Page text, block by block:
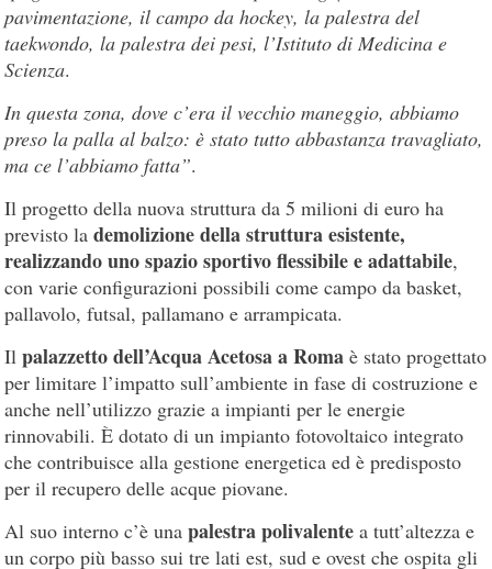
pavimentazione, il campo da hockey, la palestra del
taekwondo, la palestra dei pesi, l’Istituto di Medicina e
Scienza.
In questa zona, dove c’era il vecchio maneggio, abbiamo
preso la palla al balzo: è stato tutto abbastanza travagliato,
ma ce l’abbiamo fatta”.
Il progetto della nuova struttura da 5 milioni di euro ha
previsto lademolizione della struttura esistente,
realizzando uno spazio sportivo flessibile e adattabile,
con varie configurazioni possibili come campo da basket,
pallavolo, futsal, pallamano e arrampicata.
Ilpalazzetto dell’Acqua Acetosa a Roma è stato progettato
per limitare l’impatto sull’ambiente in fase di costruzione e
anche nell’utilizzo grazie a impianti per le energie
rinnovabili. È dotato di un impianto fotovoltaico integrato
che contribuisce alla gestione energetica ed è predisposto
per il recupero delle acque piovane.
Al suo interno c’è unapalestra polivalente a tutt’altezza e
un corpo più basso sui tre lati est, sud e ovest che ospita gli